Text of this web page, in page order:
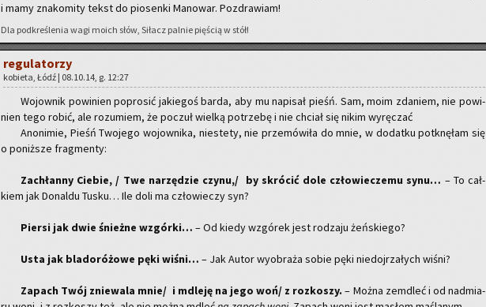
i mamy zna­ko­mi­ty tekst do pio­sen­ki Ma­no­war. Po­zdra­wiam!
Dla pod­kre­śle­nia wagi moich słów, Si­łacz pal­nie pię­ścią w stół!
re­gu­la­to­rzy
ko­bie­ta, Łódź | 08.10.14, g. 12:27
Wo­jow­nik po­wi­nien po­pro­sić ja­kie­goś barda, aby mu na­pi­sał pieśń. Sam, moim zda­niem, nie po­wi­
nien tego robić, ale ro­zu­miem, że po­czuł wiel­ką po­trze­bę i nie chciał się nikim wy­rę­czać
Ano­ni­mie, Pieśń Two­je­go wo­jow­ni­ka, nie­ste­ty, nie prze­mó­wi­ła do mnie, w do­dat­ku po­tknę­łam się
o po­niż­sze frag­men­ty:
Za­chłan­ny Cie­bie, / Twe na­rzę­dzie czynu,/ by skró­cić dole czło­wie­cze­mu synu… – To cał­
kiem jak Do­nal­du Tusku… Ile doli ma czło­wie­czy syn?
Pier­si jak dwie śnież­ne wzgór­ki… – Od kiedy wzgó­rek jest ro­dza­ju żeń­skie­go?
Usta jak bla­do­ró­żo­we pęki wiśni… – Jak Autor wy­obra­ża sobie pęki nie­doj­rza­łych wiśni?
Za­pach Twój znie­wa­la mnie/ i mdle­ję na jego woń/ z roz­ko­szy. – Można ze­mdleć i od nad­mia­